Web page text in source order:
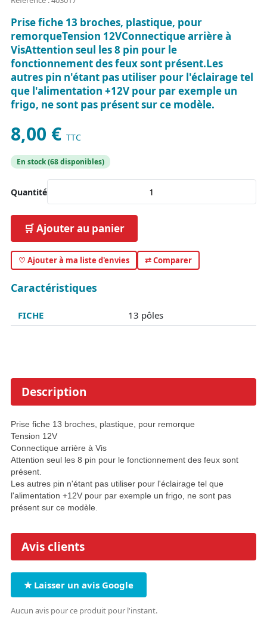
Prise fiche 13 broches, plastique, pour
remorqueTension 12VConnectique arrière à
VisAttention seul les 8 pin pour le
fonctionnement des feux sont présent.Les
autres pin n'étant pas utiliser pour l'éclairage tel
que l'alimentation +12V pour par exemple un
frigo, ne sont pas présent sur ce modèle.
8,00 € TTC
En stock (68 disponibles)
Quantité
🛒 Ajouter au panier
♡ Ajouter à ma liste d'envies ⇄ Comparer
Caractéristiques
FICHE 13 pôles
Description
Prise fiche 13 broches, plastique, pour remorque
Tension 12V
Connectique arrière à Vis
Attention seul les 8 pin pour le fonctionnement des feux sont
présent.
Les autres pin n'étant pas utiliser pour l'éclairage tel que
l'alimentation +12V pour par exemple un frigo, ne sont pas
présent sur ce modèle.
Avis clients
★ Laisser un avis Google
Aucun avis pour ce produit pour l'instant.